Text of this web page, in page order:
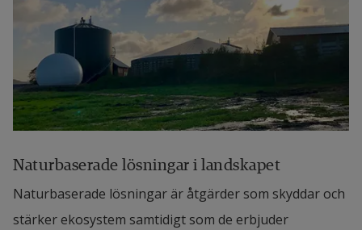
Naturbaserade lösningar i landskapet
Naturbaserade lösningar är åtgärder som skyddar och
stärker ekosystem samtidigt som de erbjuder